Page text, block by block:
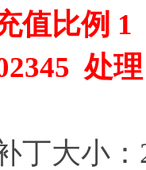
值比例
处理
丁大小：